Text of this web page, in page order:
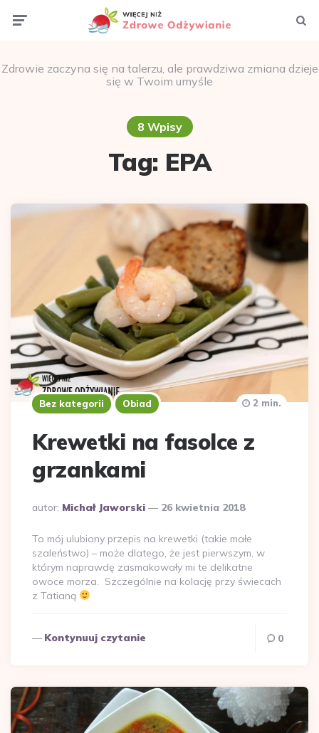
Zdrowie zaczyna się na talerzu, ale prawdziwa zmiana dzieje
się w Twoim umyśle
8 Wpisy
Tag: EPA
Bez kategorii Obiad
Krewetki na fasolce z
grzankami
Dodane
autor: Michał Jaworski 26 kwietnia 2018
2 min.
To mój ulubiony przepis na krewetki (takie małe
szaleństwo) – może dlatego, że jest pierwszym, w
którym naprawdę zasmakowały mi te delikatne
owoce morza. Szczególnie na kolację przy świecach
z Tatianą
Kontynuuj czytanie 0